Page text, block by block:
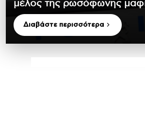
μέλος της ρωσόφωνης
Διαβάστε περισσότερα